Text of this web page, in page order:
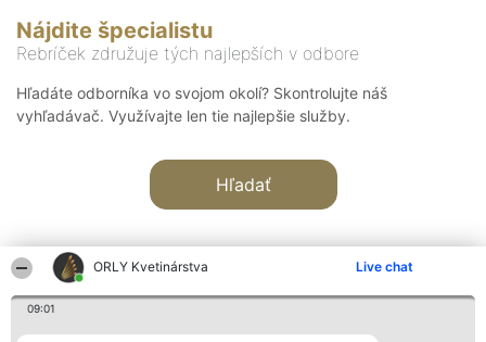
ORLY Kvetinárstva Live chat
09:01
Nájdite špecialistu
Rebríček združuje tých najlepších v odbore
Hľadáte odborníka vo svojom okolí? Skontrolujte náš
vyhľadávač. Využívajte len tie najlepšie služby.
Hľadať